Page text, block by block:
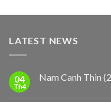
LATEST NEWS
04
Th4
Nam Canh Thìn